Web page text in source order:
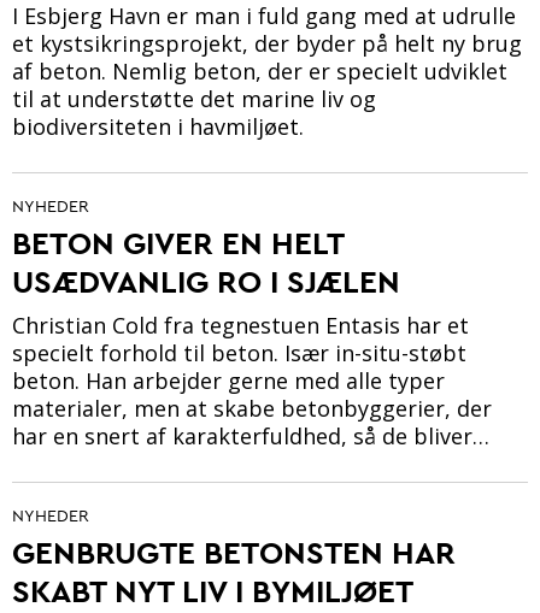
I Esbjerg Havn er man i fuld gang med at udrulle
et kystsikringsprojekt, der byder på helt ny brug
af beton. Nemlig beton, der er specielt udviklet
til at understøtte det marine liv og
biodiversiteten i havmiljøet.
NYHEDER
BETON GIVER EN HELT
USÆDVANLIG RO I SJÆLEN
Christian Cold fra tegnestuen Entasis har et
specielt forhold til beton. Især in-situ-støbt
beton. Han arbejder gerne med alle typer
materialer, men at skabe betonbyggerier, der
har en snert af karakterfuldhed, så de bliver…
NYHEDER
GENBRUGTE BETONSTEN HAR
SKABT NYT LIV I BYMILJØET